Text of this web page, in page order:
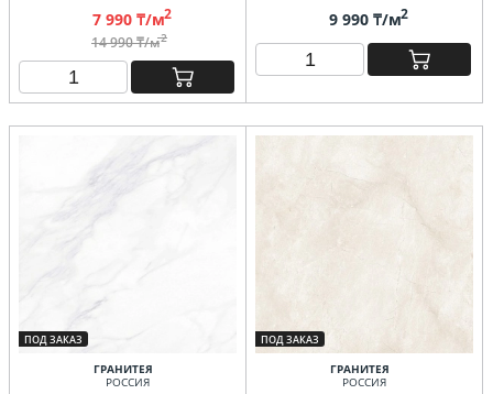
7 990 ₸/м2
14 990 ₸/м2
9 990 ₸/м2
ПОД ЗАКАЗ
ГРАНИТЕЯ
РОССИЯ
ПОД ЗАКАЗ
ГРАНИТЕЯ
РОССИЯ